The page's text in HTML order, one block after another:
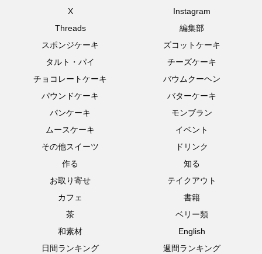
X
Instagram
Threads
編集部
スポンジケーキ
ズコットケーキ
タルト・パイ
チーズケーキ
チョコレートケーキ
バウムクーヘン
パウンドケーキ
バターケーキ
パンケーキ
モンブラン
ムースケーキ
イベント
その他スイーツ
ドリンク
作る
知る
お取り寄せ
テイクアウト
カフェ
書籍
茶
ベリー類
和素材
English
日間ランキング
週間ランキング